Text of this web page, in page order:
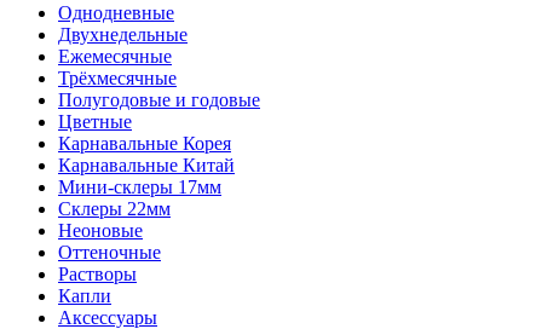
Однодневные
Двухнедельные
Ежемесячные
Трёхмесячные
Полугодовые и годовые
Цветные
Карнавальные Корея
Карнавальные Китай
Мини-склеры 17мм
Склеры 22мм
Неоновые
Оттеночные
Растворы
Капли
Аксессуары